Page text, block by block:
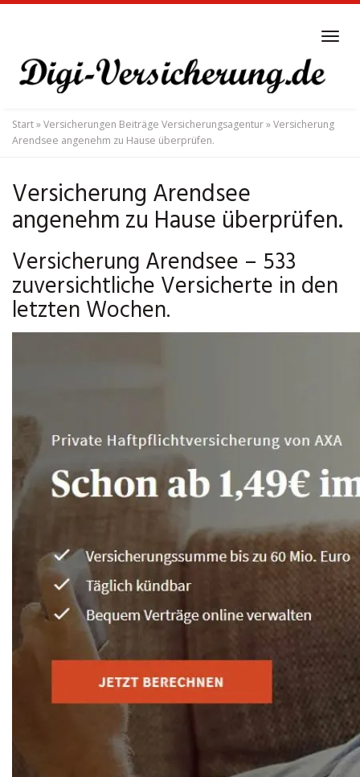
main
content
Start»Versicherungen Beiträge Versicherungsagentur»Versicherung
Arendsee angenehm zu Hause überprüfen.
Versicherung Arendsee
angenehm zu Hause überprüfen.
Versicherung Arendsee – 533
zuversichtliche Versicherte in den
letzten Wochen.